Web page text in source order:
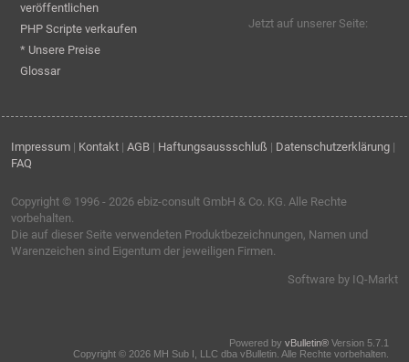
veröffentlichen
PHP Scripte verkaufen
* Unsere Preise
Glossar
Jetzt auf unserer Seite:
Impressum | Kontakt | AGB | Haftungsaussschluß | Datenschutzerklärung |
FAQ
Copyright © 1996 - 2026 ebiz-consult GmbH & Co. KG . Alle Rechte
vorbehalten.
Die auf dieser Seite verwendeten Produktbezeichnungen, Namen und
Warenzeichen sind Eigentum der jeweiligen Firmen.
Software by IQ-Markt
Powered by vBulletin® Version 5.7.1
Copyright © 2026 MH Sub I, LLC dba vBulletin. Alle Rechte vorbehalten.